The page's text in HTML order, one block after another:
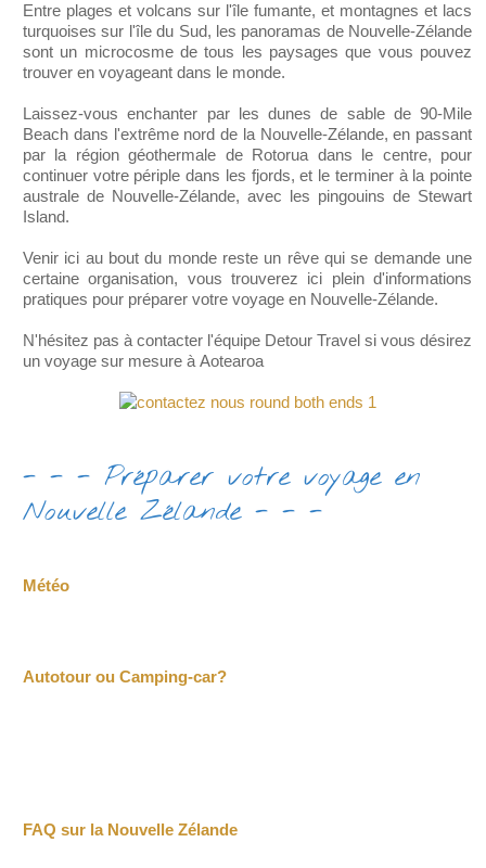
Entre plages et volcans sur l'île fumante, et montagnes et lacs
turquoises sur l'île du Sud, les panoramas de Nouvelle-Zélande
sont un microcosme de tous les paysages que vous pouvez
trouver en voyageant dans le monde.
Laissez-vous enchanter par les dunes de sable de 90-Mile
Beach dans l'extrême nord de la Nouvelle-Zélande, en passant
par la région géothermale de Rotorua dans le centre, pour
continuer votre périple dans les fjords, et le terminer à la pointe
australe de Nouvelle-Zélande, avec les pingouins de Stewart
Island.
Venir ici au bout du monde reste un rêve qui se demande une
certaine organisation, vous trouverez ici plein d'informations
pratiques pour préparer votre voyage en Nouvelle-Zélande.
N'hésitez pas à contacter l'équipe Detour Travel si vous désirez
un voyage sur mesure à Aotearoa
- - - Préparer votre voyage en
Nouvelle Zélande - - -
Météo
Autotour ou Camping-car?
FAQ sur la Nouvelle Zélande